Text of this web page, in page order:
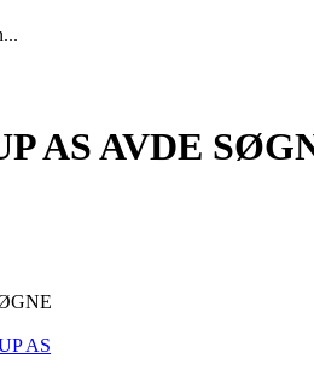
AS AVDE
AS